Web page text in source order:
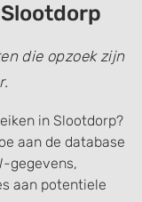
die opzoek zijn
in Slootdorp?
aan de database
gegevens,
aan potentiele